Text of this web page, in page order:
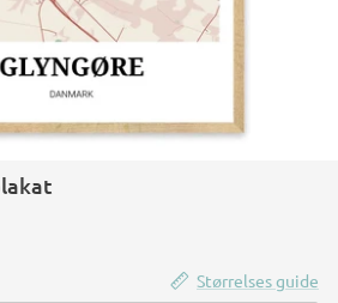
Størrelses guide